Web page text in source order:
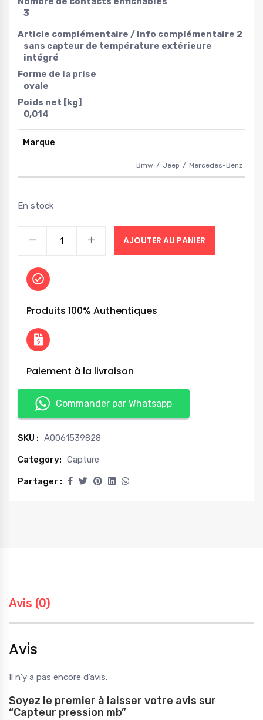
3
Article complémentaire / Info complémentaire 2
sans capteur de température extérieure
intégré
Forme de la prise
ovale
Poids net [kg]
0,014
Marque
Bmw Jeep Mercedes-Benz
En stock
AJOUTER AU PANIER
Produits 100% Authentiques
Paiement à la livraison
Commander par Whatsapp
SKU : A0061539828
Category: Capture
Partager :
Avis (0)
Avis
Il n’y a pas encore d’avis.
Soyez le premier à laisser votre avis sur
“Capteur pression mb”